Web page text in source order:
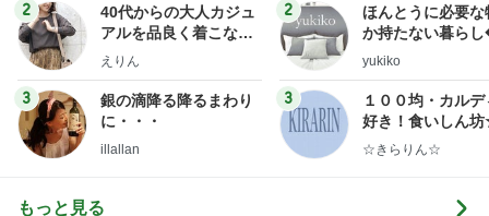
2
40代からの大人カジュ
アルを品良く着こなす
ファッションブログ
えりん
3
銀の滴降る降るまわり
に・・・
illallan
2
ほんとうに必要な
か持たない暮ら
ep Life Simple◆
yukiko
3
１００均・カルデ
好き！食いしん
らりん☆のブログ
☆きらりん☆
もっと見る